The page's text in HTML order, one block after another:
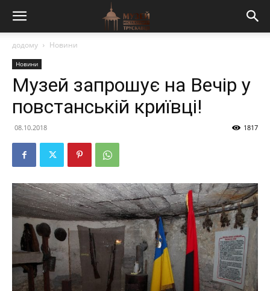
додому Новини
Новини
Музей запрошує на Вечір у
повстанській криївці!
08.10.2018 1817